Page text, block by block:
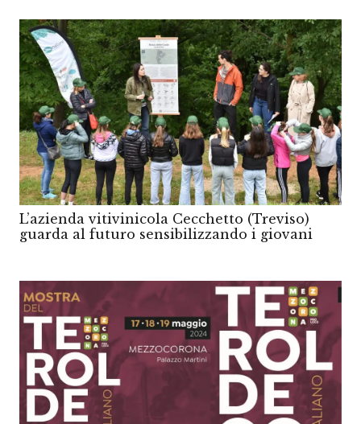
L’azienda vitivinicola Cecchetto (Treviso)
guarda al futuro sensibilizzando i giovani